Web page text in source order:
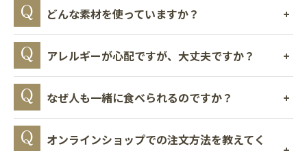
どんな素材を使っていますか？
アレルギーが心配ですが、大丈夫ですか？
なぜ人も一緒に食べられるのですか？
オンラインショップでの注文方法を教えてく